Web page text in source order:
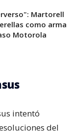
Martorell
como arma
Motorola
intentó
del